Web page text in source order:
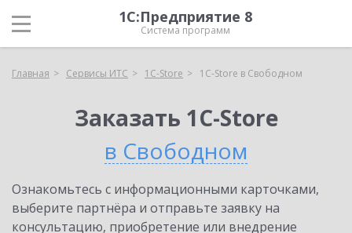
1С:Предприятие 8
Система программ
Главная Сервисы ИТС 1C-Store 1C-Store в Свободном
Заказать 1C-Store
в Свободном
Ознакомьтесь с информационными карточками,
выберите партнёра и отправьте заявку на
консультацию, приобретение или внедрение